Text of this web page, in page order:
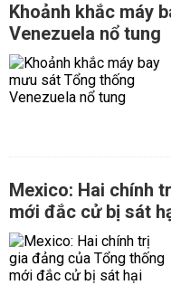
Khoảnh khắc máy
Venezuela nổ tung
Mexico: Hai chính
mới đắc cử bị sát